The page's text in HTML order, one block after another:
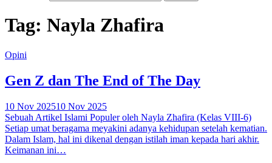
Tag: Nayla Zhafira
Opini
Gen Z dan The End of The Day
10 Nov 202510 Nov 2025
Sebuah Artikel Islami Populer oleh Nayla Zhafira (Kelas VIII-6)
Setiap umat beragama meyakini adanya kehidupan setelah kematian.
Dalam Islam, hal ini dikenal dengan istilah iman kepada hari akhir.
Keimanan ini…